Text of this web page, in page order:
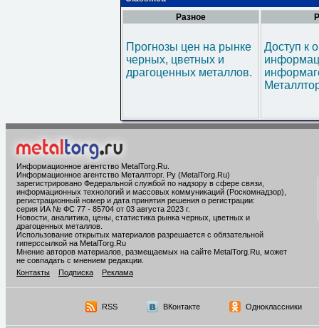
Разное
Прогнозы цен на рынке
черных, цветных и
драгоценных металлов.
Доступ к
Информационное агентство MetalTorg.Ru
Информационное агентство Металлторг. Ру (MetalTorg.Ru)
зарегистрировано Федеральной службой по надзору в сфере связи,
информационных технологий и массовых коммуникаций (Роскомнадзор),
регистрационный номер и дата принятия решения о регистрации:
серия ИА № ФС 77 - 85704 от 03 августа 2023 г.
Новости, аналитика, цены, статистика рынка черных, цветных и
драгоценных металлов.
Использование открытых материалов разрешается с обязательной
гиперссылкой на MetalTorg.Ru
Мнение авторов материалов, размещаемых на сайте MetalTorg.Ru, может
не совпадать с мнением редакции.
Контакты
Подписка Реклама
RSS ВКонтакте Одноклассники